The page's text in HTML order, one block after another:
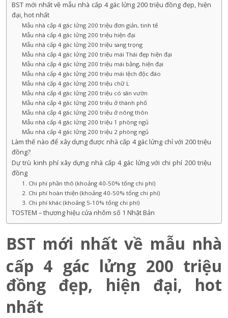
BST mới nhất về mẫu nhà cấp 4 gác lửng 200 triệu đồng đẹp, hiện
đại, hot nhất
Mẫu nhà cấp 4 gác lửng 200 triệu đơn giản, tinh tế
Mẫu nhà cấp 4 gác lửng 200 triệu hiện đại
Mẫu nhà cấp 4 gác lửng 200 triệu sang trọng
Mẫu nhà cấp 4 gác lửng 200 triệu mái Thái đẹp hiện đại
Mẫu nhà cấp 4 gác lửng 200 triệu mái bằng, hiện đại
Mẫu nhà cấp 4 gác lửng 200 triệu mái lệch độc đáo
Mẫu nhà cấp 4 gác lửng 200 triệu chữ L
Mẫu nhà cấp 4 gác lửng 200 triệu có sân vườn
Mẫu nhà cấp 4 gác lửng 200 triệu ở thành phố
Mẫu nhà cấp 4 gác lửng 200 triệu ở nông thôn
Mẫu nhà cấp 4 gác lửng 200 triệu 1 phòng ngủ
Mẫu nhà cấp 4 gác lửng 200 triệu 2 phòng ngủ
Làm thế nào để xây dựng được nhà cấp 4 gác lửng chỉ với 200 triệu
đồng?
Dự trù kinh phí xây dựng nhà cấp 4 gác lửng với chi phí 200 triệu
đồng
1. Chi phí phần thô (khoảng 40-50% tổng chi phí)
2. Chi phí hoàn thiện (khoảng 40-50% tổng chi phí)
3. Chi phí khác (khoảng 5-10% tổng chi phí)
TOSTEM – thương hiệu cửa nhôm số 1 Nhật Bản
BST mới nhất về mẫu nhà
cấp 4 gác lửng 200 triệu
đồng đẹp, hiện đại, hot
nhất